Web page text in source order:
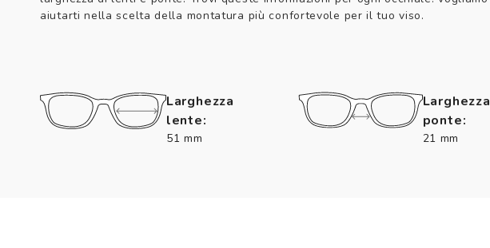
aiutarti nella scelta della montatura più confortevole per il tuo viso.
Larghezza
lente:
51 mm
Larghezza
ponte:
21 mm